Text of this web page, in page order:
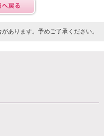
あります。予めご了承ください。